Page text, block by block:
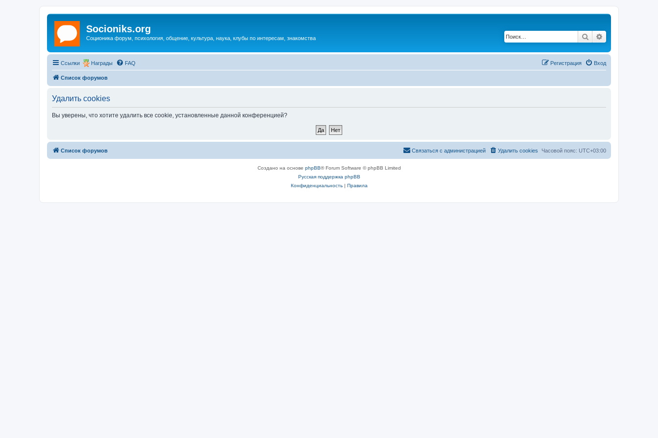
Socioniks.org
Соционика форум, психология, общение, культура, наука, клубы по интересам, знакомства Поиск
Ссылки Награды FAQ Вход
Регистрация
Список форумов
Удалить cookies
Вы уверены, что хотите удалить все cookie, установленные данной конференцией?
Список форумов Часовой пояс: UTC+03:00
Удалить cookies
Связаться с администрацией
Создано на основе phpBB® Forum Software © phpBB Limited
Русская поддержка phpBB
Конфиденциальность| Правила